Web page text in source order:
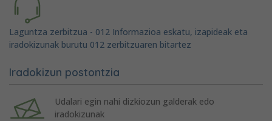
Laguntza zerbitzua - 012 Informazioa eskatu, izapideak eta
iradokizunak burutu 012 zerbitzuaren bitartez
Iradokizun postontzia
Udalari egin nahi dizkiozun galderak edo
iradokizunak